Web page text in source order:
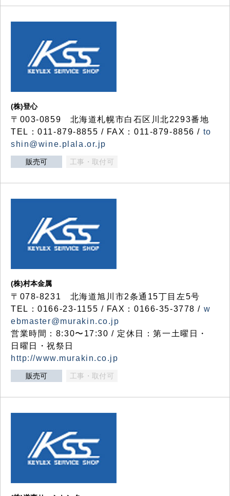
(株)登心
〒003-0859 北海道札幌市白石区川北2293番地
TEL：011-879-8855 / FAX：011-879-8856 / to
shin@wine.plala.or.jp
販売可 工事・取付可
(株)村本金属
〒078-8231 北海道旭川市2条通15丁目左5号
TEL：0166-23-1155 / FAX：0166-35-3778 / w
ebmaster@murakin.co.jp
営業時間：8:30〜17:30 / 定休日：第一土曜日・
日曜日・祝祭日
http://www.murakin.co.jp
販売可 工事・取付可